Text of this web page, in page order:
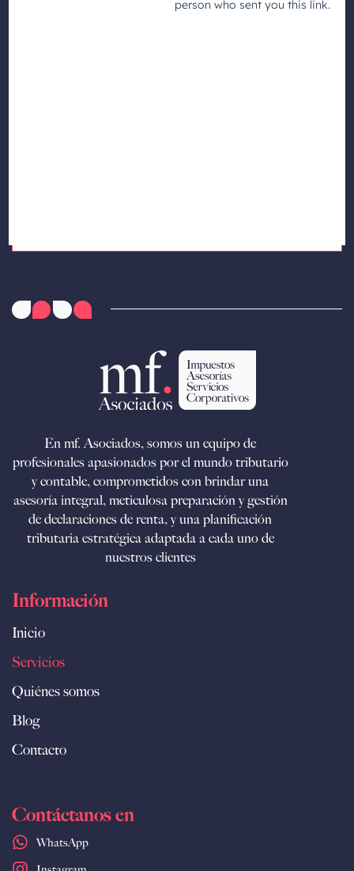
En mf. Asociados, somos un equipo de
profesionales apasionados por el mundo tributario
y contable, comprometidos con brindar una
asesoría integral, meticulosa preparación y gestión
de declaraciones de renta, y una planificación
tributaria estratégica adaptada a cada uno de
nuestros clientes
Información
Inicio
Servicios
Quiénes somos
Blog
Contacto
Contáctanos en
WhatsApp